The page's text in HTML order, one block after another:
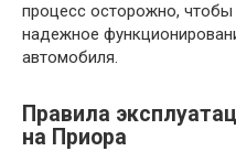
процесс осторожно, чтобы
надежное
автомобиля.
Правила
на Приора